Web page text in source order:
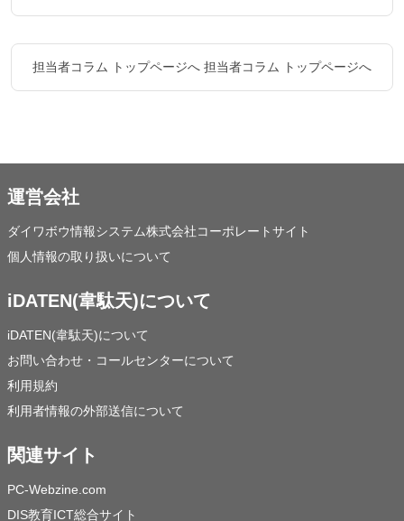
担当者コラム トップページへ 担当者コラム トップページへ
運営会社
ダイワボウ情報システム株式会社コーポレートサイト
個人情報の取り扱いについて
iDATEN(韋駄天)について
iDATEN(韋駄天)について
お問い合わせ・コールセンターについて
利用規約
利用者情報の外部送信について
関連サイト
PC-Webzine.com
DIS教育ICT総合サイト